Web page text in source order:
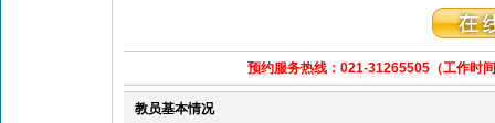
预约服务热线：021-31265505 （工作时
教员基本情况